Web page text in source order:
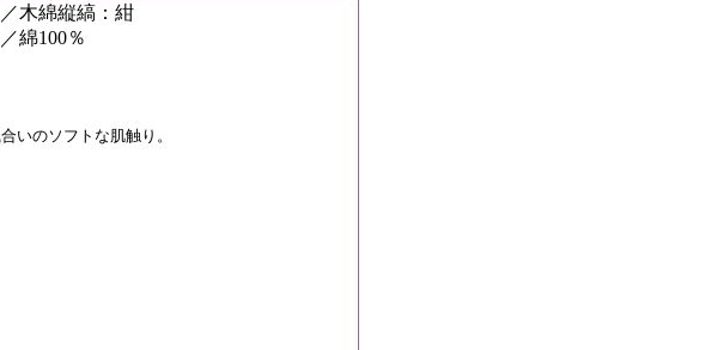
／木綿縦縞：紺
／綿100％
いのソフトな肌触り。